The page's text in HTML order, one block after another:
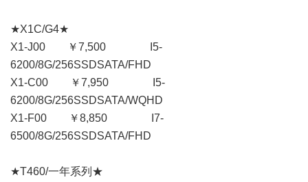
★X1C/G4★
X1-J00 ￥7,500 I5-
6200/8G/256SSDSATA/FHD
X1-C00 ￥7,950 I5-
6200/8G/256SSDSATA/WQHD
X1-F00 ￥8,850 I7-
6500/8G/256SSDSATA/FHD
★T460/一年系列★